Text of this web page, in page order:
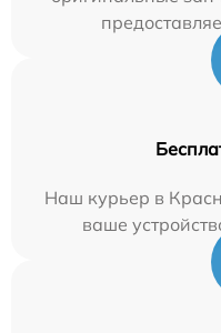
Наш курьер в
ваше